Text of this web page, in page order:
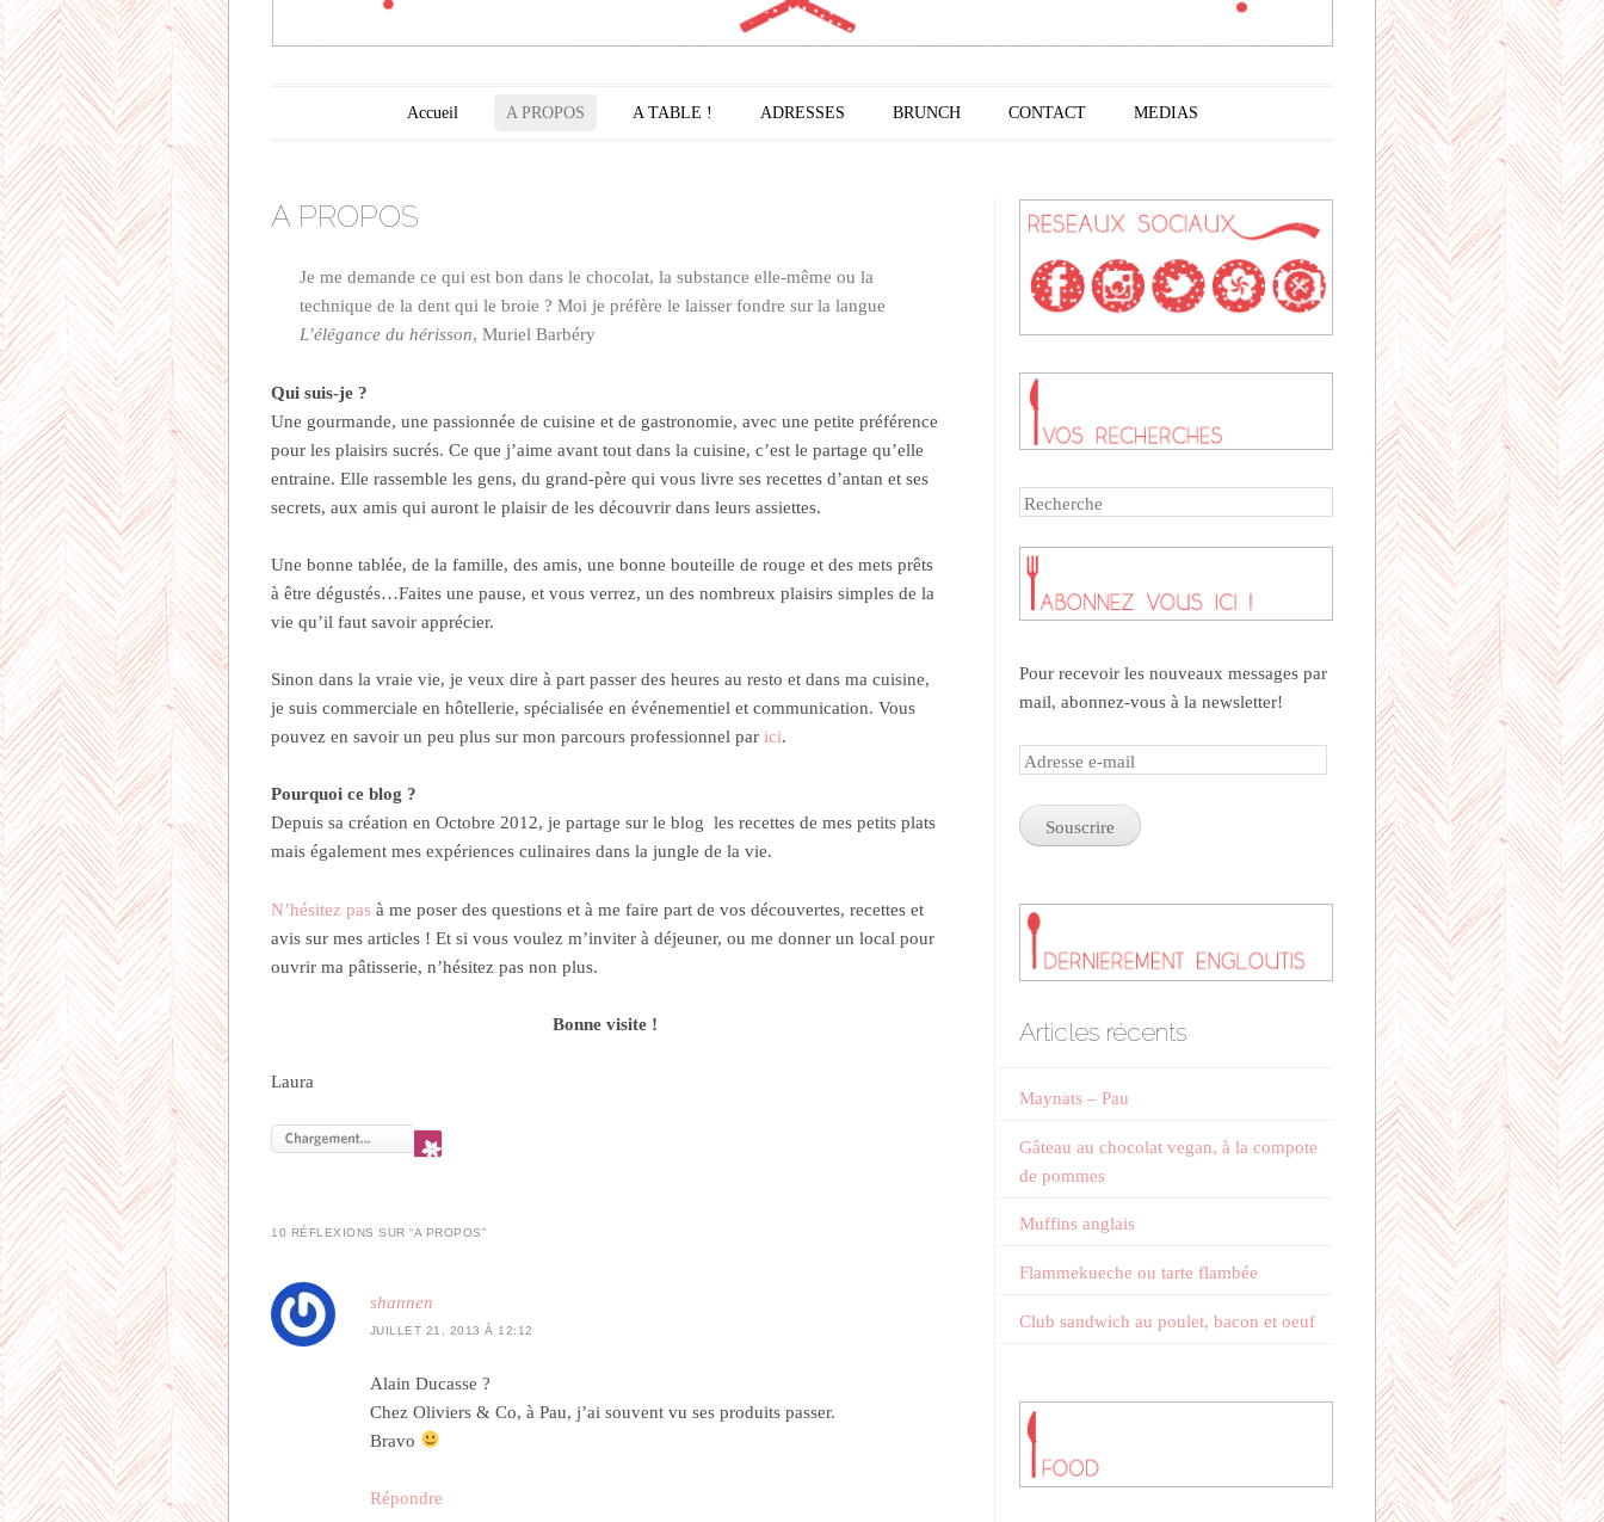
Menu principal
Aller au contenu principal
Accueil A PROPOS A TABLE ! ADRESSES BRUNCH CONTACT MEDIAS
A PROPOS
Je me demande ce qui est bon dans le chocolat, la substance elle-même ou la
technique de la dent qui le broie ? Moi je préfère le laisser fondre sur la langue
L’élégance du hérisson, Muriel Barbéry
Qui suis-je ?
Une gourmande, une passionnée de cuisine et de gastronomie, avec une petite préférence
pour les plaisirs sucrés. Ce que j’aime avant tout dans la cuisine, c’est le partage qu’elle
entraine. Elle rassemble les gens, du grand-père qui vous livre ses recettes d’antan et ses
secrets, aux amis qui auront le plaisir de les découvrir dans leurs assiettes.
Une bonne tablée, de la famille, des amis, une bonne bouteille de rouge et des mets prêts
à être dégustés…Faites une pause, et vous verrez, un des nombreux plaisirs simples de la
vie qu’il faut savoir apprécier.
Sinon dans la vraie vie, je veux dire à part passer des heures au resto et dans ma cuisine,
je suis commerciale en hôtellerie, spécialisée en événementiel et communication. Vous
pouvez en savoir un peu plus sur mon parcours professionnel par ici.
Pourquoi ce blog ?
Depuis sa création en Octobre 2012, je partage sur le blog les recettes de mes petits plats
mais également mes expériences culinaires dans la jungle de la vie.
N’hésitez pas à me poser des questions et à me faire part de vos découvertes, recettes et
avis sur mes articles ! Et si vous voulez m’inviter à déjeuner, ou me donner un local pour
ouvrir ma pâtisserie, n’hésitez pas non plus.
Bonne visite !
Laura
10 RÉFLEXIONS SUR “A PROPOS”
shannen
JUILLET 21, 2013 À 12:12
Alain Ducasse ?
Chez Oliviers & Co, à Pau, j’ai souvent vu ses produits passer.
Bravo
Répondre
Recherche
Pour recevoir les nouveaux messages par
mail, abonnez-vous à la newsletter!
Adresse
mail
Articles récents
Maynats – Pau
Gâteau au chocolat vegan, à la compote
de pommes
Muffins anglais
Flammekueche ou tarte flambée
Club sandwich au poulet, bacon et oeuf